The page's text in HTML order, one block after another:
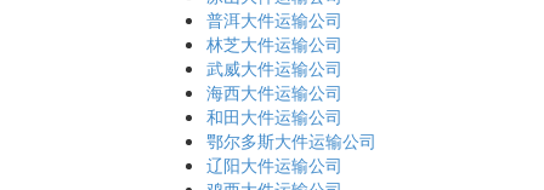
普洱大件运输公司
林芝大件运输公司
武威大件运输公司
海西大件运输公司
和田大件运输公司
鄂尔多斯大件运输公司
辽阳大件运输公司